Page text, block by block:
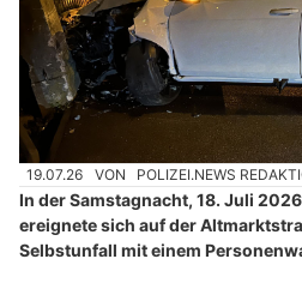
19.07.26 VON POLIZEI.NEWS
In der Samstagnacht, 18. Juli
ereignete sich auf der
Selbstunfall mit einem